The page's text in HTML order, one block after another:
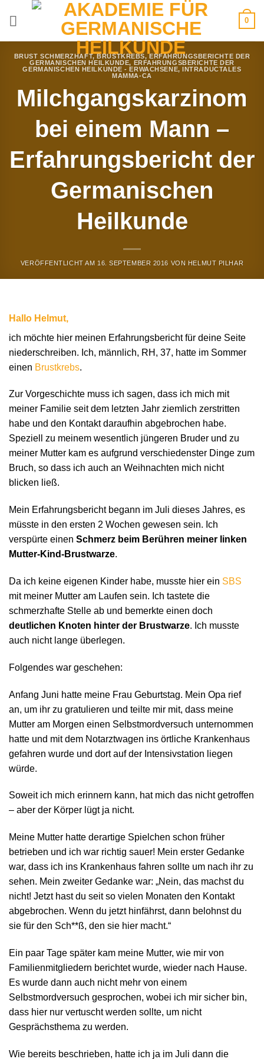
0
BRUST SCHMERZHAFT,BRUSTKREBS,ERFAHRUNGSBERICHTE DER
GERMANISCHEN HEILKUNDE, ERFAHRUNGSBERICHTE DER
GERMANISCHEN HEILKUNDE - ERWACHSENE,INTRADUCTALES
MAMMA-CA
Milchgangskarzinom
bei einem Mann –
Erfahrungsbericht der
Germanischen
Heilkunde
VERÖFFENTLICHT AM 16. SEPTEMBER 2016 VON HELMUT PILHAR
Hallo Helmut,
ich möchte hier meinen Erfahrungsbericht für deine Seite
niederschreiben. Ich, männlich, RH, 37, hatte im Sommer
einen Brustkrebs.
Zur Vorgeschichte muss ich sagen, dass ich mich mit
meiner Familie seit dem letzten Jahr ziemlich zerstritten
habe und den Kontakt daraufhin abgebrochen habe.
Speziell zu meinem wesentlich jüngeren Bruder und zu
meiner Mutter kam es aufgrund verschiedenster Dinge zum
Bruch, so dass ich auch an Weihnachten mich nicht
blicken ließ.
Mein Erfahrungsbericht begann im Juli dieses Jahres, es
müsste in den ersten 2 Wochen gewesen sein. Ich
verspürte einen Schmerz beim Berühren meiner linken
Mutter-Kind-Brustwarze.
Da ich keine eigenen Kinder habe, musste hier ein SBS
mit meiner Mutter am Laufen sein. Ich tastete die
schmerzhafte Stelle ab und bemerkte einen doch
deutlichen Knoten hinter der Brustwarze. Ich musste
auch nicht lange überlegen.
Folgendes war geschehen:
Anfang Juni hatte meine Frau Geburtstag. Mein Opa rief
an, um ihr zu gratulieren und teilte mir mit, dass meine
Mutter am Morgen einen Selbstmordversuch unternommen
hatte und mit dem Notarztwagen ins örtliche Krankenhaus
gefahren wurde und dort auf der Intensivstation liegen
würde.
Soweit ich mich erinnern kann, hat mich das nicht getroffen
– aber der Körper lügt ja nicht.
Meine Mutter hatte derartige Spielchen schon früher
betrieben und ich war richtig sauer! Mein erster Gedanke
war, dass ich ins Krankenhaus fahren sollte um nach ihr zu
sehen. Mein zweiter Gedanke war: „Nein, das machst du
nicht! Jetzt hast du seit so vielen Monaten den Kontakt
abgebrochen. Wenn du jetzt hinfährst, dann belohnst du
sie für den Sch**ß, den sie hier macht.“
Ein paar Tage später kam meine Mutter, wie mir von
Familienmitgliedern berichtet wurde, wieder nach Hause.
Es wurde dann auch nicht mehr von einem
Selbstmordversuch gesprochen, wobei ich mir sicher bin,
dass hier nur vertuscht werden sollte, um nicht
Gesprächsthema zu werden.
Wie bereits beschrieben, hatte ich ja im Juli dann die